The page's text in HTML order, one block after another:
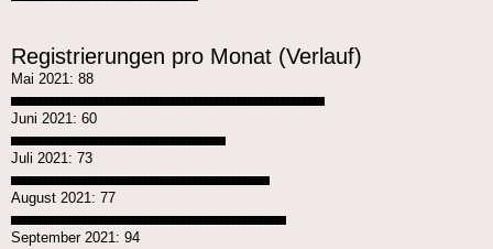
Registrierungen pro Monat (Verlauf)
Mai 2021: 88
Juni 2021: 60
Juli 2021: 73
August 2021: 77
September 2021: 94